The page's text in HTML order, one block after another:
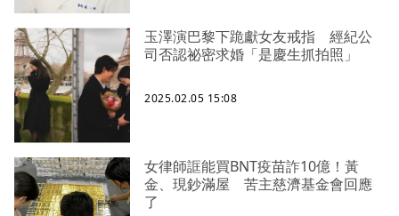
玉澤演巴黎下跪獻女友戒指 經紀公
司否認祕密求婚「是慶生抓拍照」
2025.02.05 15:08
女律師誆能買BNT疫苗詐10億！黃
金、現鈔滿屋 苦主慈濟基金會回應
了